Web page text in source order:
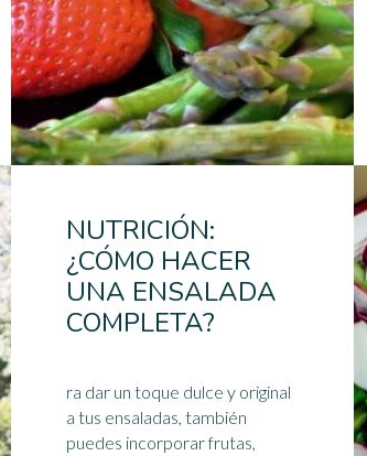
NUTRICIÓN:
¿CÓMO HACER
UNA ENSALADA
COMPLETA?
ra dar un toque dulce y original
a tus ensaladas, también
puedes incorporar frutas,